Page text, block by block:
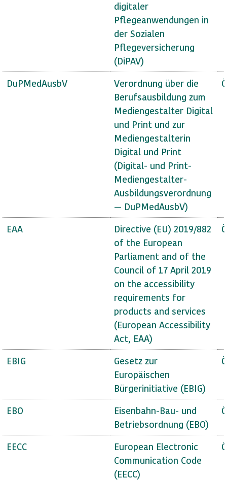
digitaler
Pflegeanwendungen in
der Sozialen
Pflegeversicherung
(DiPAV)
DuPMedAusbV
Verordnung über die
Berufsausbildung zum
Mediengestalter Digital
und Print und zur
Mediengestalterin
Digital und Print
(Digital- und Print-
Mediengestalter-
Ausbildungsverordnung
— DuPMedAusbV)
EAA
Directive (EU) 2019/882
of the European
Parliament and of the
Council of 17 April 2019
on the accessibility
requirements for
products and services
(European Accessibility
Act, EAA)
EBIG
Gesetz zur
Europäischen
Bürgerinitiative (EBIG)
EBO
Eisenbahn-Bau- und
Betriebsordnung (EBO)
EECC
European Electronic
Communication Code
(EECC)